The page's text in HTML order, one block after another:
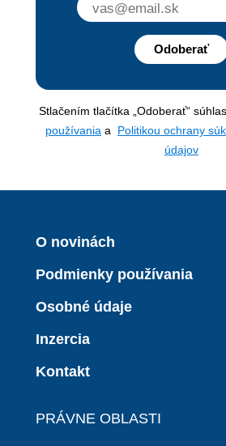
Odoberať
Stlačením tlačítka „Odoberať“
používania a Politikou ochrany
údajov
O novinách
Podmienky používania
Osobné údaje
Inzercia
Kontakt
PRÁVNE OBLASTI